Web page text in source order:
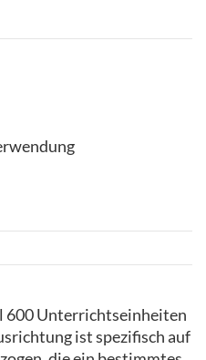
600 Unterrichtseinheiten
ist spezifisch auf